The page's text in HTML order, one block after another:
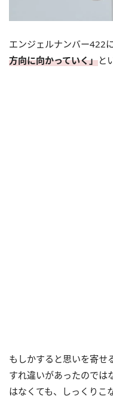
エンジェルナンバー422に
方向に向かっていく」と
もしかすると思いを寄せ
すれ違いがあったのでは
はなくても、しっくりこ